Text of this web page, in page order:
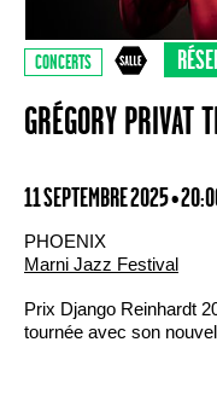
CONCERTS
GRÉGORY PRIVAT
11 SEPTEMBRE 2025 •
PHOENIX
Marni Jazz Festival
Prix Django Reinhardt
tournée avec son